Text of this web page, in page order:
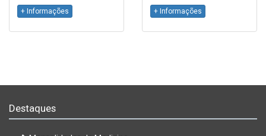
+ Informações + Informações
Destaques